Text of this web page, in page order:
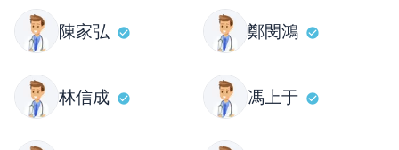
陳家弘 鄭閔鴻
林信成 馮上于